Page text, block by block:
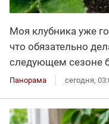
Моя клубника уже
что обязательно
следующем сезоне
Панорама сегодня,